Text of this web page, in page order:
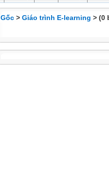
Gốc > Giáo trình E-learning > (0